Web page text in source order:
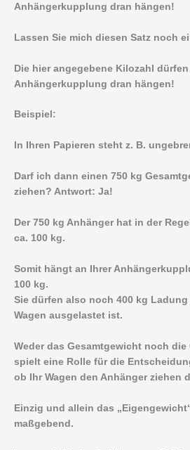
Anhängerkupplung dran hängen!
Lassen Sie mich diesen Satz noch
Die hier angegebene Kilozahl
Anhängerkupplung dran hängen!
Beispiel:
In Ihren Papieren steht z. B.
Darf ich dann einen 750 kg
ziehen? Antwort: Ja!
Der 750 kg Anhänger hat in der
ca. 100 kg.
Somit hängt an Ihrer
100 kg.
Sie dürfen also noch 400 kg
Wagen ausgelastet ist.
Weder das Gesamtgewicht noch die
spielt eine Rolle für die
ob Ihr Wagen den Anhänger ziehen
Einzig und allein das
maßgebend.